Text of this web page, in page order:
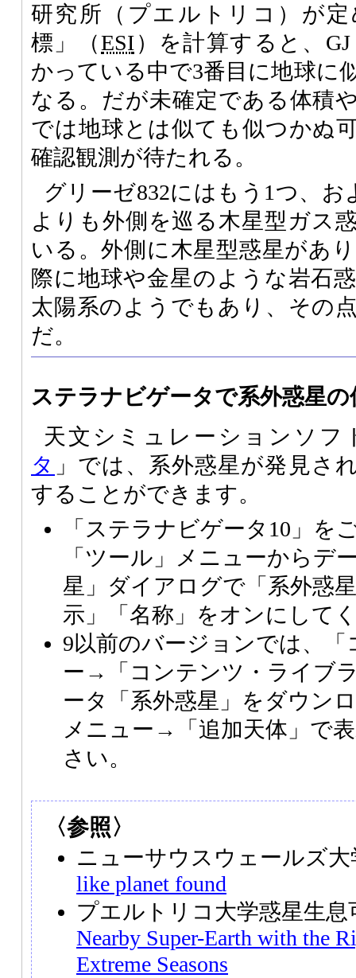
研究所（プエルトリコ）が
標」（ESI）を計算すると、
かっている中で3番目に地球に
なる。だが未確定である体積
では地球とは似ても似つかぬ
確認観測が待たれる。
グリーゼ832にはもう1つ、お
よりも外側を巡る木星型ガス
いる。外側に木星型惑星があ
際に地球や金星のような岩石
太陽系のようでもあり、その
だ。
ステラナビゲータで系外惑星の
天文シミュレーションソフ
タ 」では、系外惑星が発見さ
することができます。
「ステラナビゲータ10」を
「ツール」メニューからデ
星」ダイアログで「系外惑
示」「名称」をオンにして
9以前のバージョンでは、
ー→「コンテンツ・ライブ
ータ「系外惑星」をダウン
メニュー→「追加天体」で
さい。
〈参照〉
ニューサウスウェールズ
like planet found
プエルトリコ大学惑星生
Nearby Super-Earth with the
Extreme Seasons